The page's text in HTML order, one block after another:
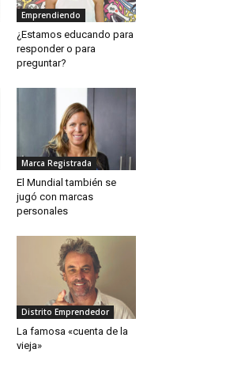
Emprendiendo
¿Estamos educando para
responder o para
preguntar?
Marca Registrada
El Mundial también se
jugó con marcas
personales
Distrito Emprendedor
La famosa «cuenta de la
vieja»